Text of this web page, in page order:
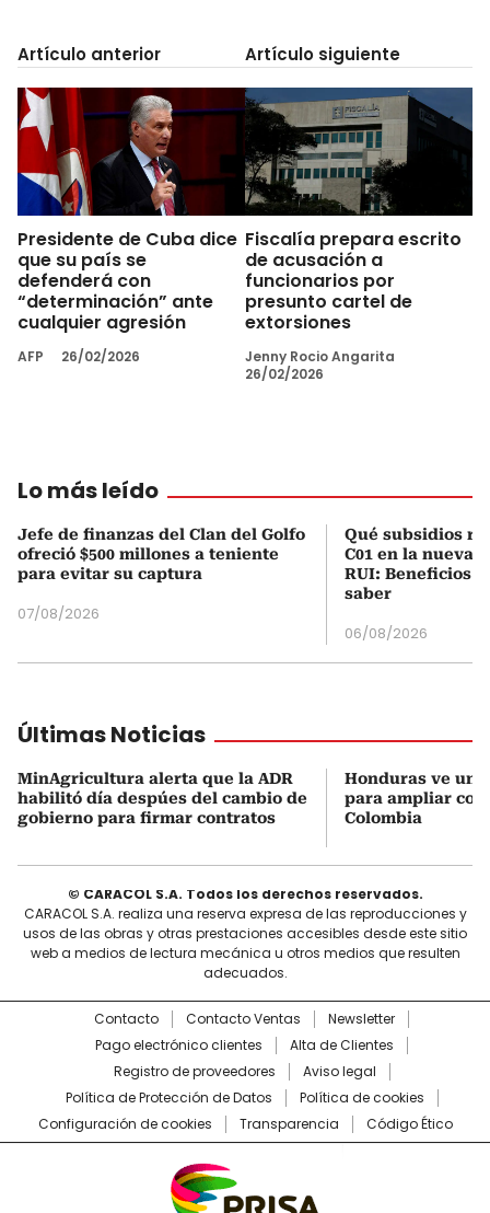
Artículo anterior
Presidente de Cuba dice
que su país se
defenderá con
“determinación” ante
cualquier agresión
AFP 26/02/2026
Artículo siguiente
Fiscalía prepara escrito
de acusación a
funcionarios por
presunto cartel de
extorsiones
Jenny Rocio Angarita
26/02/2026
Lo más leído
Jefe de finanzas del Clan del Golfo
ofreció $500 millones a teniente
para evitar su captura
07/08/2026
Qué subsidios
C01 en la nueva
RUI: Beneficios
saber
06/08/2026
Últimas Noticias
MinAgricultura alerta que la ADR
habilitó día despúes del cambio de
gobierno para firmar contratos
Honduras ve
para ampliar
Colombia
© CARACOL S.A. Todos los derechos reservados.
CARACOL S.A. realiza una reserva expresa de las reproducciones y
usos de las obras y otras prestaciones accesibles desde este sitio
web a medios de lectura mecánica u otros medios que resulten
adecuados.
Contacto Contacto Ventas
Newsletter
Pago electrónico clientes
Alta de Clientes
Registro de proveedores
Aviso legal
Política de Protección de Datos
Política de cookies
Configuración de cookies
Transparencia Código Ético